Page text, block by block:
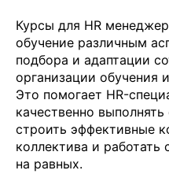
Курсы для HR
обучение различным
подбора и адаптации
организации обучения
Это помогает HR-
качественно
строить эффективные
коллектива и
на равных.